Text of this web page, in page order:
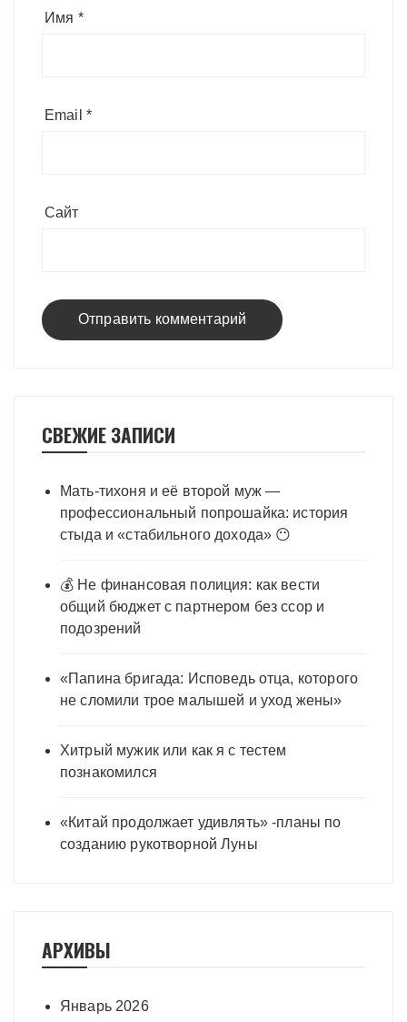
Имя *
Email *
Сайт
СВЕЖИЕ ЗАПИСИ
Мать-тихоня и её второй муж —
профессиональный попрошайка: история
стыда и «стабильного дохода» 😶
💰 Не финансовая полиция: как вести
общий бюджет с партнером без ссор и
подозрений
«Папина бригада: Исповедь отца, которого
не сломили трое малышей и уход жены»
Хитрый мужик или как я с тестем
познакомился
«Китай продолжает удивлять» -планы по
созданию рукотворной Луны
АРХИВЫ
Январь 2026